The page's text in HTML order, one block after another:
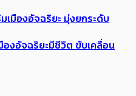
เมืองอัจฉริยะ มุ่งยกระดับ
องอัจฉริยะมีชีวิต ขับเคลื่อน